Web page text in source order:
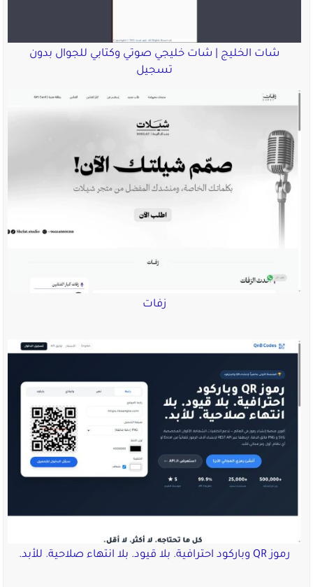
شات الخليج | شات خليجي صوتي وكتابي للجوال بدون
تسجيل
زفات
رموز QR وباركود احترافية. بلا قيود. بلا انتهاء صلاحية. للأبد.